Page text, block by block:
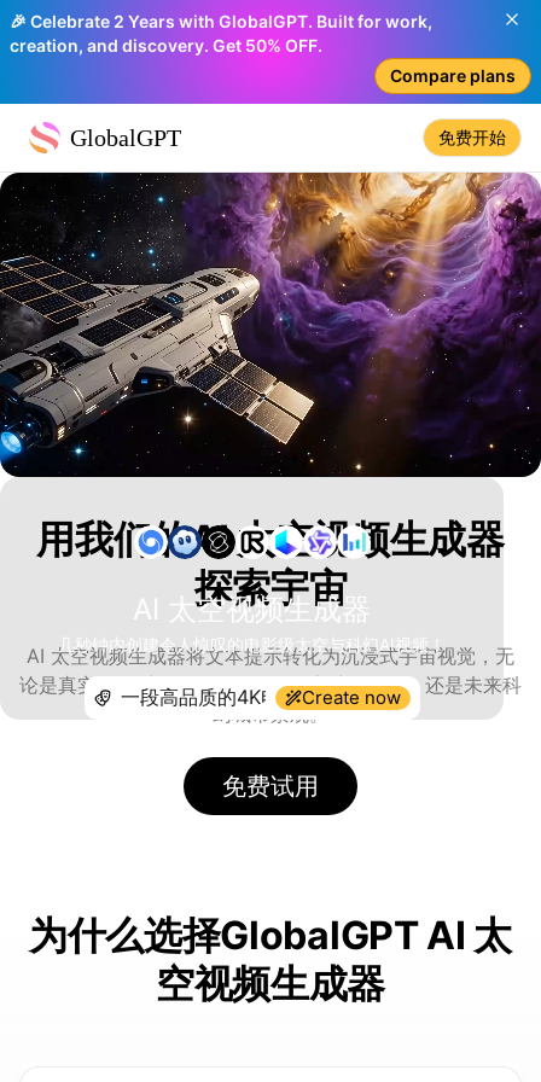
🎉 Celebrate 2 Years with GlobalGPT. Built for work,
creation, and discovery. Get 50% OFF.
Compare plans
GlobalGPT 免费开始
AI 太空视频生成器
几秒钟内创建令人惊叹的电影级太空与科幻AI视频！
Create now
用我们的AI 太空视频生成器
探索宇宙
AI 太空视频生成器将文本提示转化为沉浸式宇宙视觉，无
论是真实的星系飞越、外星景观、宇航员任务，还是未来科
幻城市景观。
免费试用
为什么选择GlobalGPT AI 太
空视频生成器